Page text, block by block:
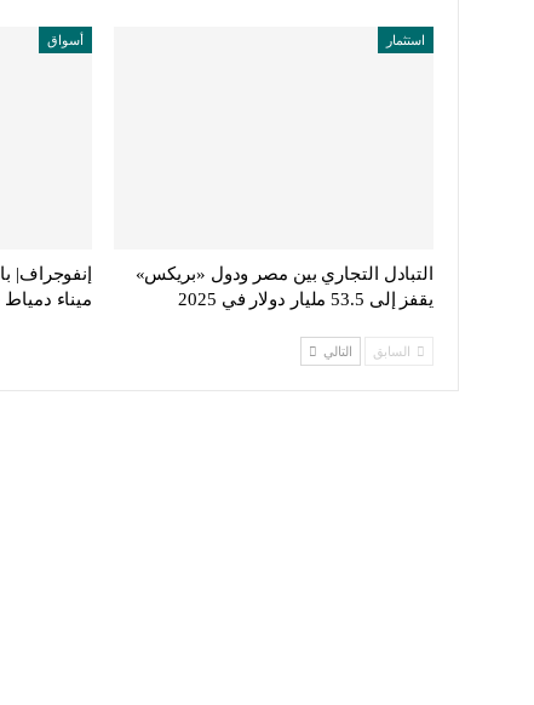
استثمار
التبادل التجاري بين مصر ودول «بريكس»
يقفز إلى 53.5 مليار دولار في 2025
أسواق
إنفوجراف|
ميناء
السابق التالي